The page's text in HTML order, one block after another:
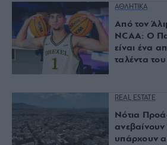
ΑΘΛΗΤΙΚΑ
Από τον
NCAA: Ο
είναι ένα
ταλέντα
REAL ESTATE
Νότια
ανεβαίνουν
υπάρχουν